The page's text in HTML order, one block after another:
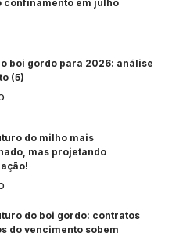
confinamento em julho
boi gordo para 2026: análise
(5)
do milho mais
mas projetando
do boi gordo: contratos
do vencimento sobem